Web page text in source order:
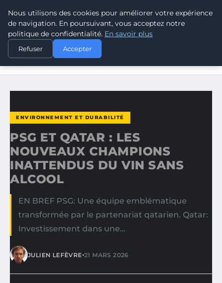
CLIMATE RESPONSE BLOG
ACCUEIL
ENVIRONNEMENT ET DURABILITÉ
PSG ET QATAR : LES NOUVEAUX CHAMPIONS INATTENDUS
ENVIRONNEMENT ET DURABILITÉ
PSG ET QATAR : LES
NOUVEAUX CHAMPIONS
INATTENDUS DU VIN SANS
ALCOOL
EN BREF PSG: Une équipe emblématique
transformée par le partenariat qatarien. Qatar:
Investissement dans une…
JULIEN LEFÈVRE•21 MARS 2026
Nous utilisons des cookies pour améliorer votre expérience
de navigation. En poursuivant, vous acceptez notre
politique de confidentialité. En savoir plus
Refuser Accepter